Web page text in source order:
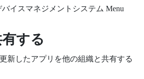
バイスマネジメントシステム Menu
する
新したアプリを他の組織と共有する